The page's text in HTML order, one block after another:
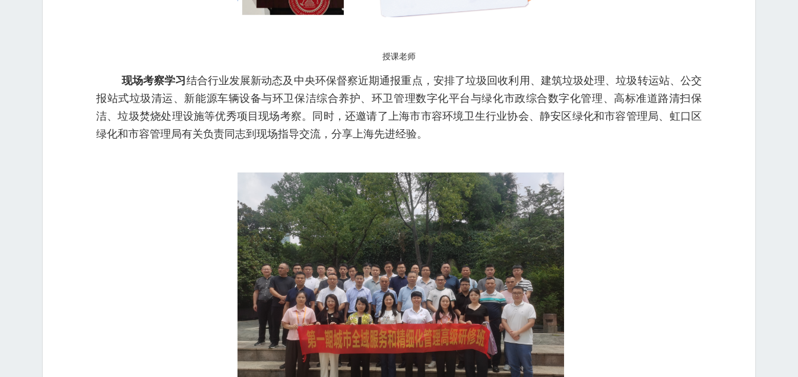
授课老师
现场考察学习 结合行业发展新动态及中央环保督察近期通报重点，安排了垃圾回收利用、建筑垃圾处理、垃圾转运站、公交
报站式垃圾清运、新能源车辆设备与环卫保洁综合养护、环卫管理数字化平台与绿化市政综合数字化管理、高标准道路清扫保
洁、垃圾焚烧处理设施等优秀项目现场考察。同时，还邀请了上海市市容环境卫生行业协会、静安区绿化和市容管理局、虹口区
绿化和市容管理局有关负责同志到现场指导交流，分享上海先进经验。